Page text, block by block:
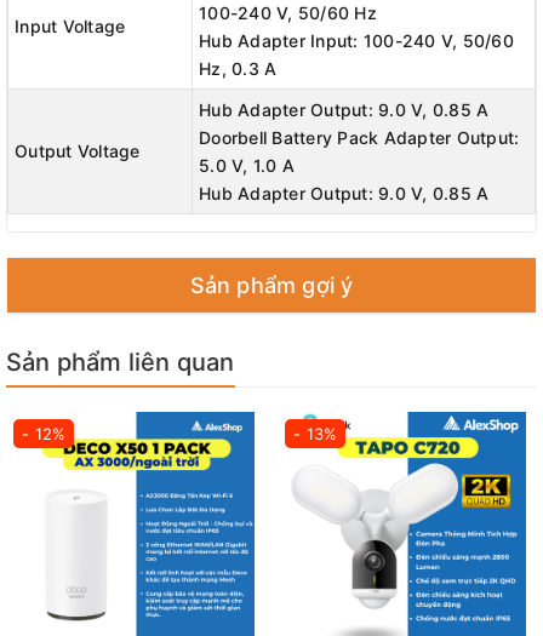
Input Voltage
100-240 V, 50/60 Hz
Hub Adapter Input: 100-240 V, 50/60
Hz, 0.3 A
Output Voltage
Hub Adapter Output: 9.0 V, 0.85 A
Doorbell Battery Pack Adapter Output:
5.0 V, 1.0 A
Hub Adapter Output: 9.0 V, 0.85 A
Sản phẩm gợi ý
Sản phẩm liên quan
- 12% - 13%